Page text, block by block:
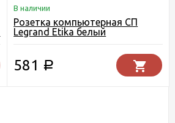
В наличии
Розетка компьютерная СП
Legrand Etika белый
581 Р